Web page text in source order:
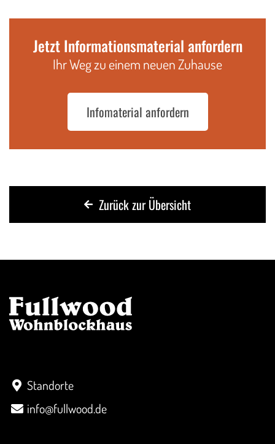
Jetzt Informationsmaterial anfordern
Ihr Weg zu einem neuen Zuhause
Infomaterial anfordern
Zurück zur Übersicht
Standorte
info@fullwood.de